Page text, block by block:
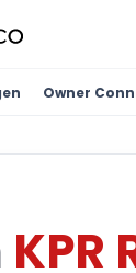
Owner
KPR